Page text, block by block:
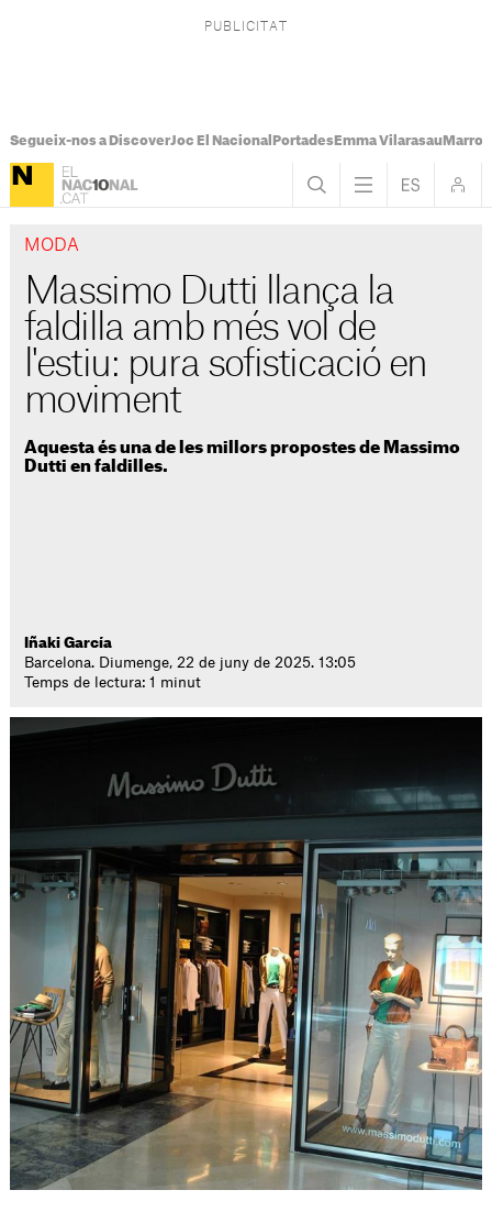
Segueix-nos a DiscoverJoc El Nacional PortadesEmma Vilarasau
MODA
Massimo Dutti llança la
faldilla amb més vol de
l'estiu: pura sofisticació en
moviment
Aquesta és una de les millors propostes de Massimo
Dutti en faldilles.
Iñaki García
Barcelona. Diumenge, 22 de juny de 2025. 13:05
Temps de lectura: 1 minut